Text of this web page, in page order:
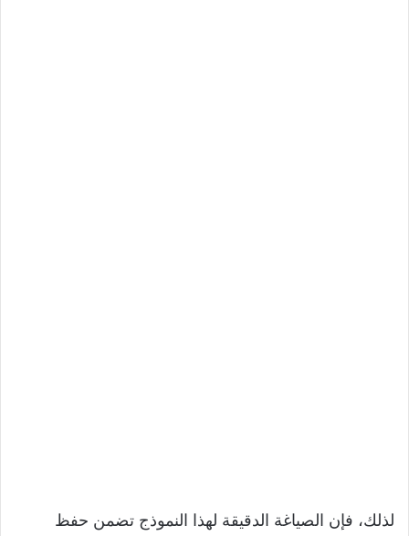
لذلك، فإن الصياغة الدقيقة لهذا النموذج تضمن حفظ